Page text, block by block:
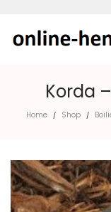
Korda
Home / Shop /